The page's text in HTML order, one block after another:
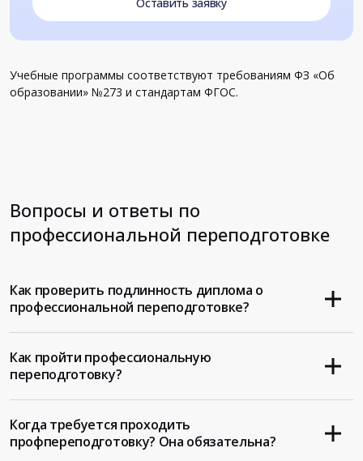
Учебные программы соответствуют требованиям ФЗ «Об
образовании» №273 и стандартам ФГОС.
Вопросы и ответы по
профессиональной переподготовке
Как проверить подлинность диплома о
профессиональной переподготовке?
Как пройти профессиональную
переподготовку?
Когда требуется проходить
профпереподготовку? Она обязательна?